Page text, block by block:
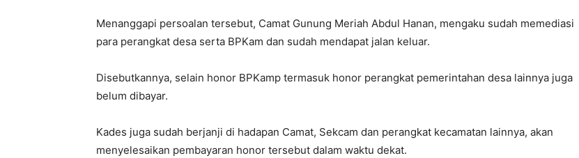
Menanggapi persoalan tersebut, Camat Gunung Meriah Abdul Hanan, mengaku sudah memediasi
para perangkat desa serta BPKam dan sudah mendapat jalan keluar.
Disebutkannya, selain honor BPKamp termasuk honor perangkat pemerintahan desa lainnya juga
belum dibayar.
Kades juga sudah berjanji di hadapan Camat, Sekcam dan perangkat kecamatan lainnya, akan
menyelesaikan pembayaran honor tersebut dalam waktu dekat.